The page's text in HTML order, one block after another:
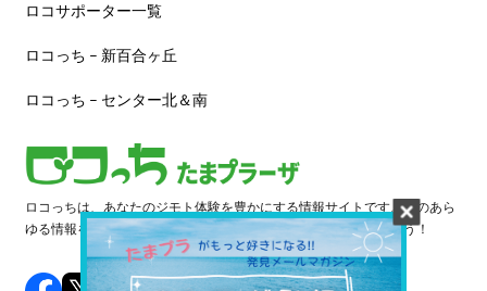
ロコサポーター一覧
ロコっち – 新百合ヶ丘
ロコっち – センター北＆南
ロコっちは、あなたのジモト体験を豊かにする情報サイトです。街のあら
ゆる情報を収集し、日々更新しています。早速情報を探してみよう！